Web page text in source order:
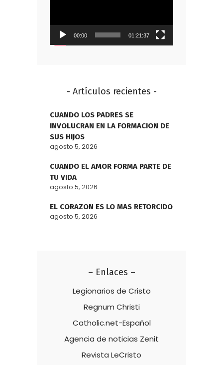
00:00 01:21:37
- Artículos recientes -
CUANDO LOS PADRES SE
INVOLUCRAN EN LA FORMACION DE
SUS HIJOS
agosto 5, 2026
CUANDO EL AMOR FORMA PARTE DE
TU VIDA
agosto 5, 2026
EL CORAZON ES LO MAS RETORCIDO
agosto 5, 2026
– Enlaces –
Legionarios de Cristo
Regnum Christi
Catholic.net-Español
Agencia de noticias Zenit
Revista LeCristo